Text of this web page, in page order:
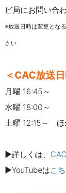
ビ局にお問い合
※放送日時は変更とな
さい
＜CAC放送
月曜 16:45～
水曜 18:00～
土曜 12:15～ ほ
▶詳しくは、
▶YouTubeはこ